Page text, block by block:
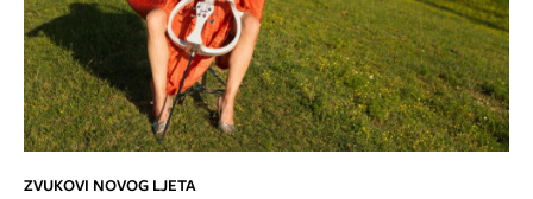
ZVUKOVI NOVOG LJETA